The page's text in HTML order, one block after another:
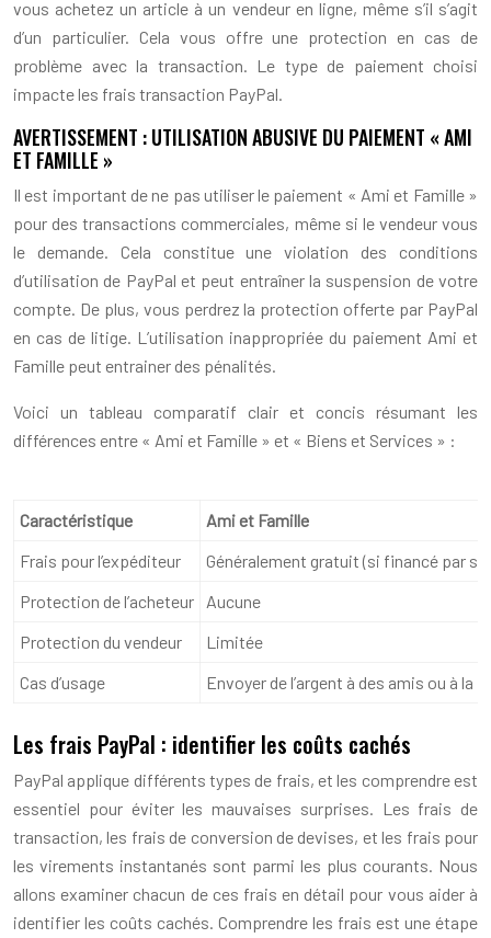
vous achetez un article à un vendeur en ligne, même s’il s’agit
d’un particulier. Cela vous offre une protection en cas de
problème avec la transaction. Le type de paiement choisi
impacte les frais transaction PayPal.
AVERTISSEMENT : UTILISATION ABUSIVE DU PAIEMENT « AMI
ET FAMILLE »
Il est important de ne pas utiliser le paiement « Ami et Famille »
pour des transactions commerciales, même si le vendeur vous
le demande. Cela constitue une violation des conditions
d’utilisation de PayPal et peut entraîner la suspension de votre
compte. De plus, vous perdrez la protection offerte par PayPal
en cas de litige. L’utilisation inappropriée du paiement Ami et
Famille peut entrainer des pénalités.
Voici un tableau comparatif clair et concis résumant les
différences entre « Ami et Famille » et « Biens et Services » :
Caractéristique
Ami et Famille
Frais pour l’expéditeur
Généralement gratuit (si financé par
Protection de l’acheteur
Aucune
Protection du vendeur
Limitée
Cas d’usage
Envoyer de l’argent à des amis ou à la
Les frais PayPal : identifier les coûts cachés
PayPal applique différents types de frais, et les comprendre est
essentiel pour éviter les mauvaises surprises. Les frais de
transaction, les frais de conversion de devises, et les frais pour
les virements instantanés sont parmi les plus courants. Nous
allons examiner chacun de ces frais en détail pour vous aider à
identifier les coûts cachés. Comprendre les frais est une étape